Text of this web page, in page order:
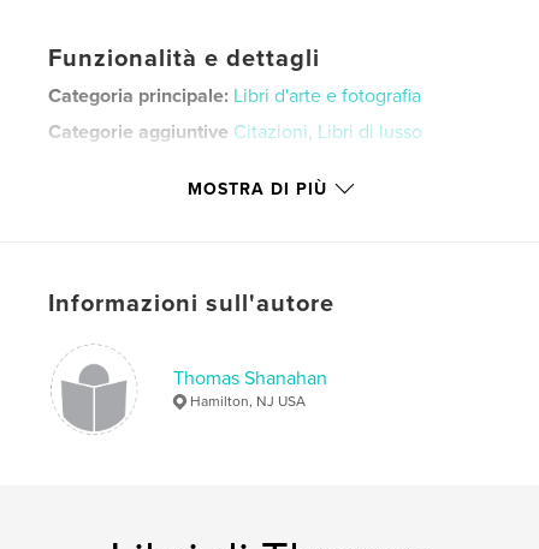
Funzionalità e dettagli
Categoria principale: Libri d'arte e fotografia
Categorie aggiuntive Citazioni, Libri di lusso
128
Parole chiave
MOSTRA DI PIÙ
Informazioni sull'autore
Thomas Shanahan
Hamilton, NJ USA